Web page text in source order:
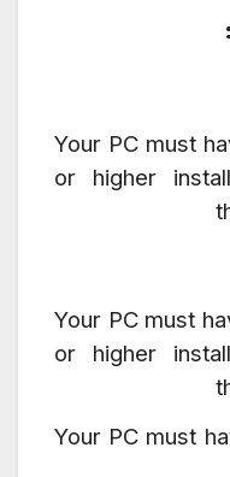
Your PC must
or higher
Your PC must
or higher
Your PC must